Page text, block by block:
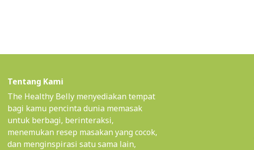
Tentang Kami
The Healthy Belly menyediakan tempat
bagi kamu pencinta dunia memasak
untuk berbagi, berinteraksi,
menemukan resep masakan yang cocok,
dan menginspirasi satu sama lain,